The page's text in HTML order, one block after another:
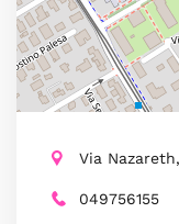
Via
049756155